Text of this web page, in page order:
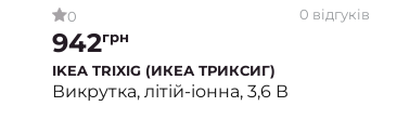
0 0 відгуків
942грн
IKEA TRIXIG (ИКЕА ТРИКСИГ)
Викрутка, літій-іонна, 3,6 В